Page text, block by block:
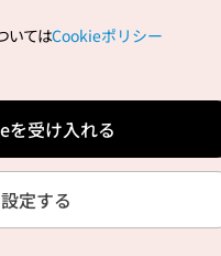
All Rights
いてはCookieポリシー
を受け入れる
定する